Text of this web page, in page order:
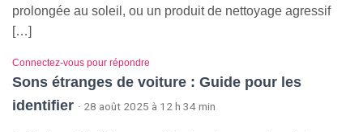
prolongée au soleil, ou un produit de nettoyage agressif
[…]
Connectez-vous pour répondre
Sons étranges de voiture : Guide pour les
identifier · 28 août 2025 à 12 h 34 min